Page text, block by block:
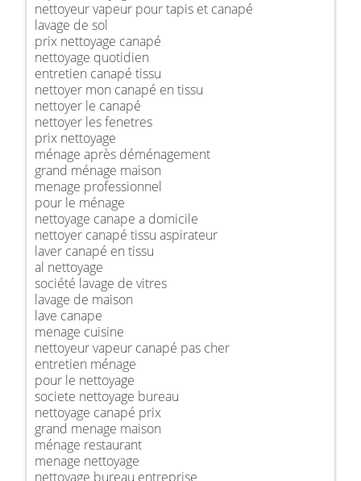
nettoyeur vapeur pour tapis et canapé
lavage de sol
prix nettoyage canapé
nettoyage quotidien
entretien canapé tissu
nettoyer mon canapé en tissu
nettoyer le canapé
nettoyer les fenetres
prix nettoyage
ménage après déménagement
grand ménage maison
menage professionnel
pour le ménage
nettoyage canape a domicile
nettoyer canapé tissu aspirateur
laver canapé en tissu
al nettoyage
société lavage de vitres
lavage de maison
lave canape
menage cuisine
nettoyeur vapeur canapé pas cher
entretien ménage
pour le nettoyage
societe nettoyage bureau
nettoyage canapé prix
grand menage maison
ménage restaurant
menage nettoyage
nettoyage bureau entreprise